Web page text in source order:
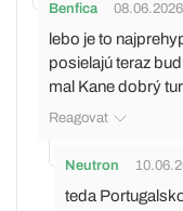
Benfica 08.06.2026
lebo je to
posielajú teraz
mal Kane dobrý
Reagovat
Neutron
teda